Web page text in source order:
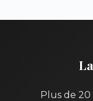
Plus de